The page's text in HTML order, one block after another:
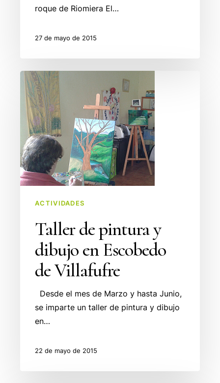
roque de Riomiera El…
27 de mayo de 2015
Taller
de
pintura
dibujo
en
Escobedo
de
Villafufre
ACTIVIDADES
Taller de pintura y
dibujo en Escobedo
de Villafufre
Desde el mes de Marzo y hasta Junio,
se imparte un taller de pintura y dibujo
en…
22 de mayo de 2015